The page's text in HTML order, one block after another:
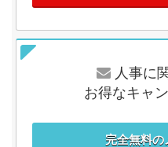
人事に
お得なキャ
完全無料の